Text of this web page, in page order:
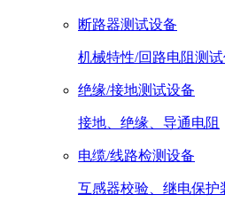
断路器测试设备
机械特性/回路电阻测试
绝缘/接地测试设备
接地、绝缘、导通电阻
电缆/线路检测设备
互感器校验、继电保护